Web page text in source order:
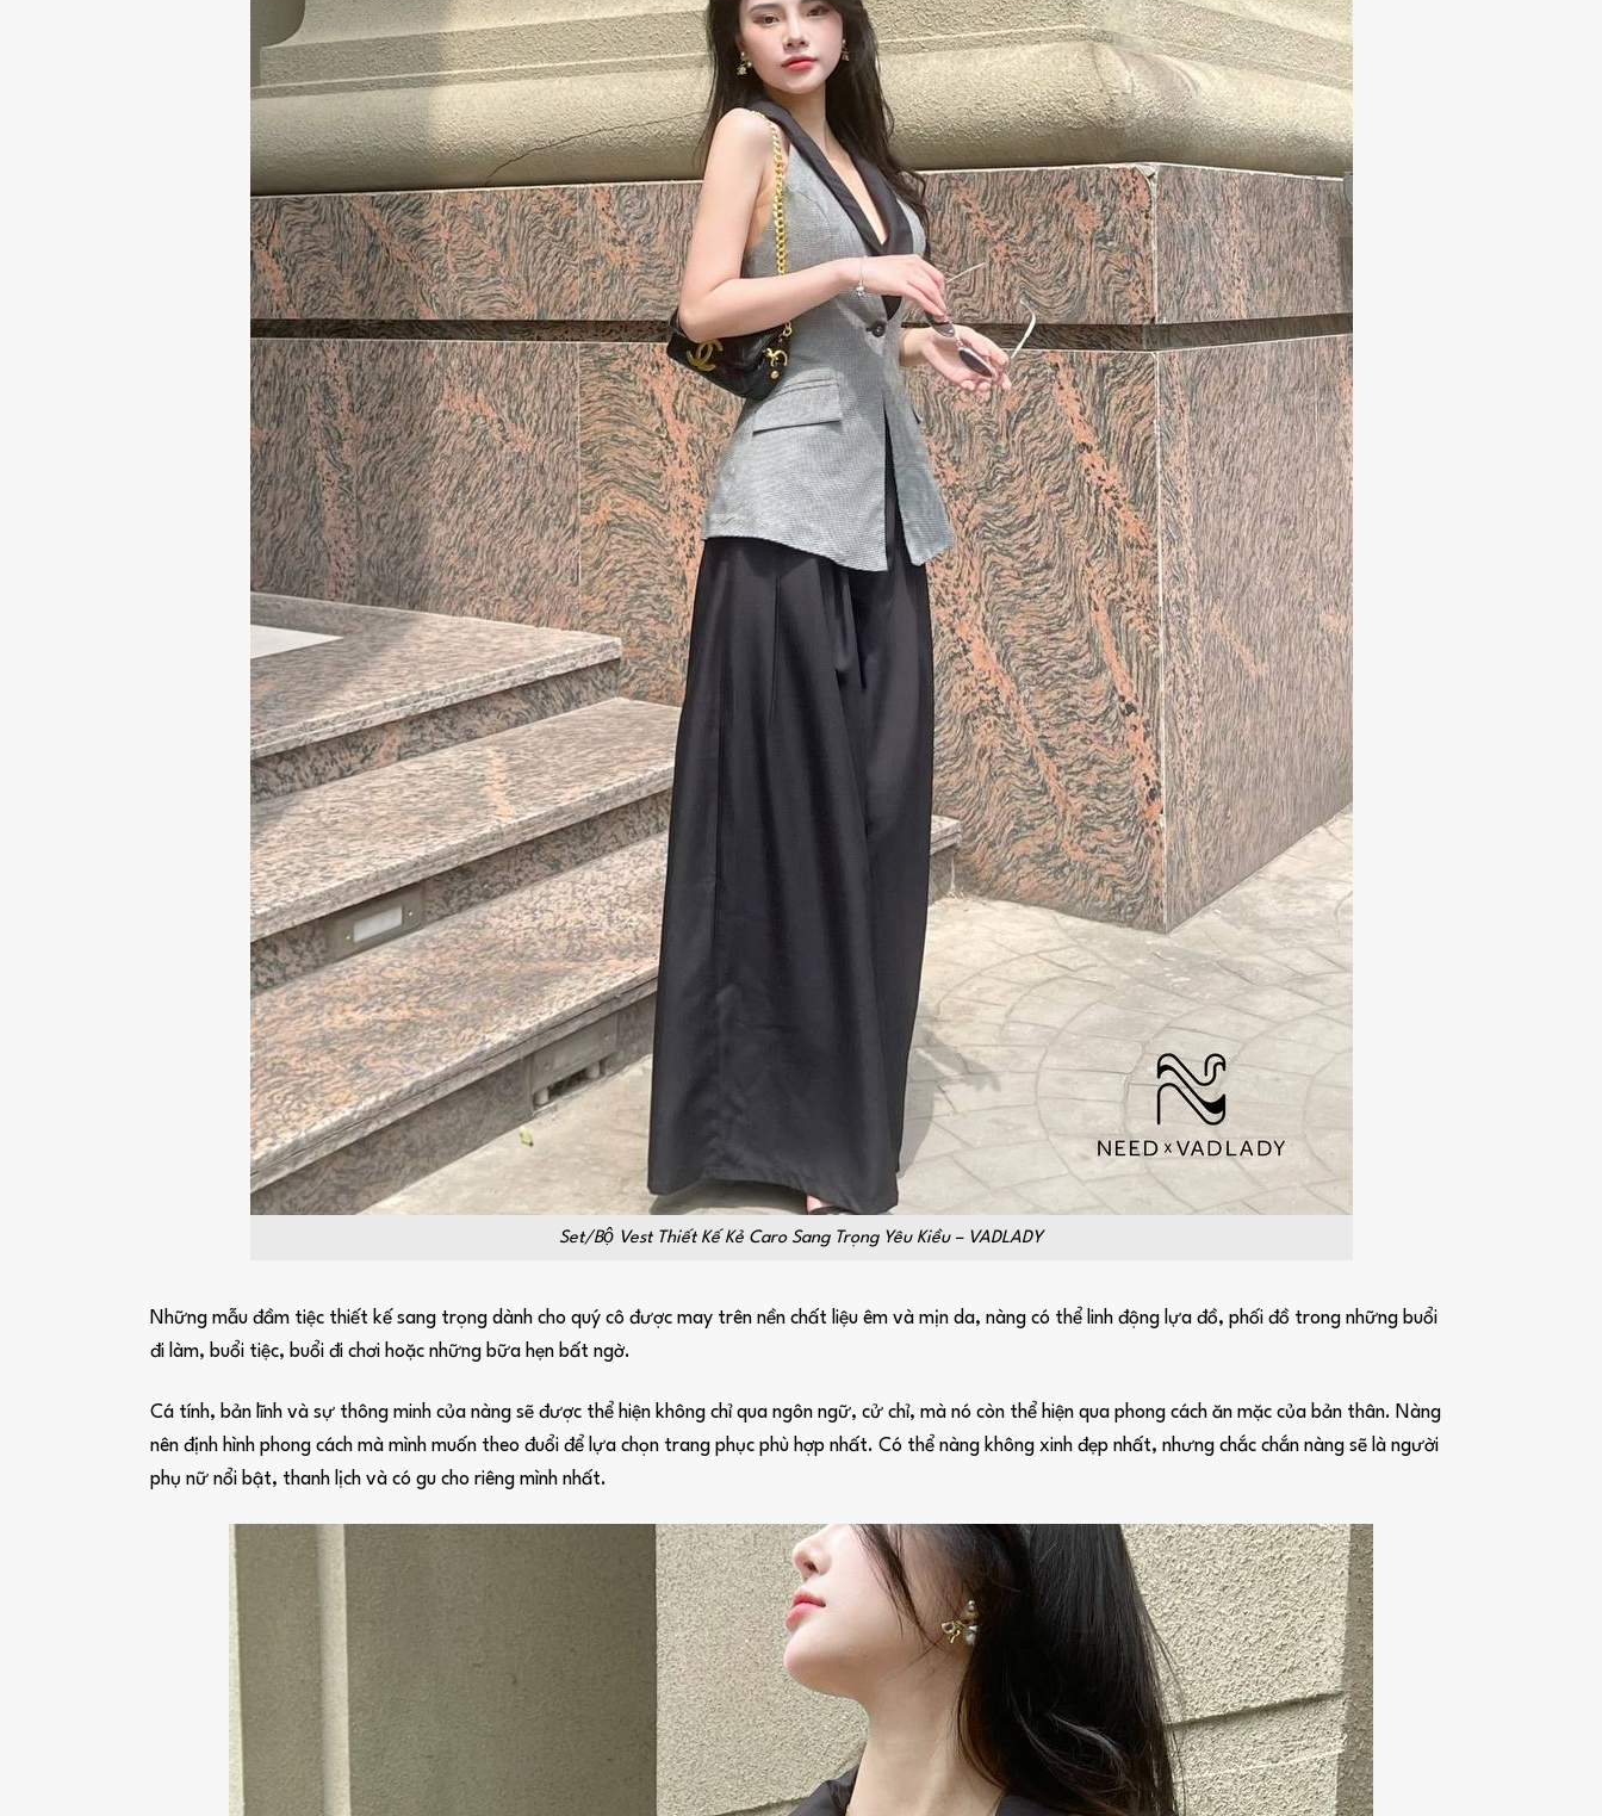
Set/Bộ Vest Thiết Kế Kẻ Caro Sang Trọng Yêu Kiều – VADLADY
Những mẫu đầm tiệc thiết kế sang trọng dành cho quý cô được may trên nền chất liệu êm và mịn da, nàng có thể linh động lựa đồ, phối đồ trong những buổi
đi làm, buổi tiệc, buổi đi chơi hoặc những bữa hẹn bất ngờ.
Cá tính, bản lĩnh và sự thông minh của nàng sẽ được thể hiện không chỉ qua ngôn ngữ, cử chỉ, mà nó còn thể hiện qua phong cách ăn mặc của bản thân. Nàng
nên định hình phong cách mà mình muốn theo đuổi để lựa chọn trang phục phù hợp nhất. Có thể nàng không xinh đẹp nhất, nhưng chắc chắn nàng sẽ là người
phụ nữ nổi bật, thanh lịch và có gu cho riêng mình nhất.